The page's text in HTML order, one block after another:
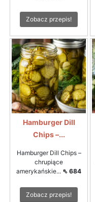
Zobacz przepis!
Hamburger Dill
Chips –...
Hamburger Dill Chips –
chrupiące
amerykańskie... ⇖ 684
Zobacz przepis!